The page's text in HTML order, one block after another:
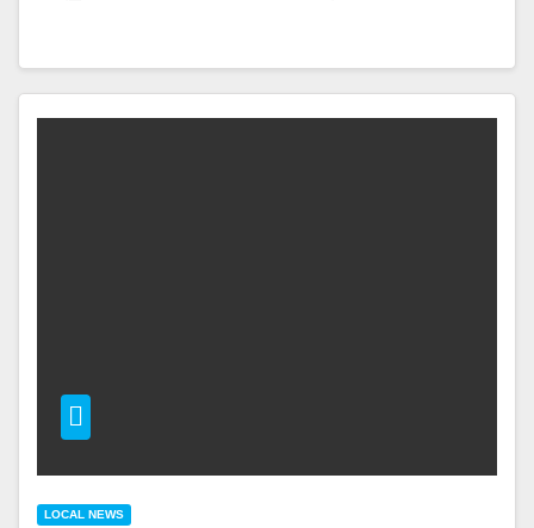
LOCAL NEWS